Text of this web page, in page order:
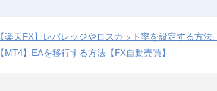
【楽天FX】レバレッジやロスカット率を設定する方法。
【MT4】EAを移行する方法【FX自動売買】